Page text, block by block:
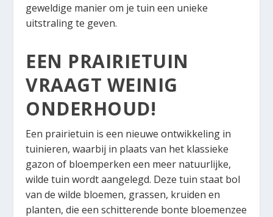
geweldige manier om je tuin een unieke
uitstraling te geven.
EEN PRAIRIETUIN
VRAAGT WEINIG
ONDERHOUD!
Een prairietuin is een nieuwe ontwikkeling in
tuinieren, waarbij in plaats van het klassieke
gazon of bloemperken een meer natuurlijke,
wilde tuin wordt aangelegd. Deze tuin staat bol
van de wilde bloemen, grassen, kruiden en
planten, die een schitterende bonte bloemenzee